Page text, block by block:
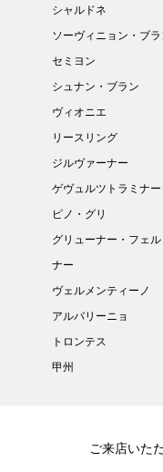
シャルドネ
ソーヴィニョン・ブラ
セミヨン
シュナン・ブラン
ヴィオニエ
リースリング
ジルヴァーナー
ゲヴュルツトラミナー
ピノ・グリ
グリューナー・フェ
ナー
ヴェルメンティーノ
アルバリーニョ
トロンテス
甲州
ご来店いた